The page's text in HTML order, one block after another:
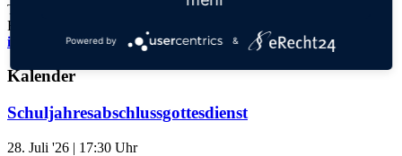
Tel.: 06221 73922-0
Fax: 06221 73922-11
info@thadden-grundschule.de
Kalender
Schuljahresabschlussgottesdienst
28. Juli '26 | 17:30 Uhr
Powered by &